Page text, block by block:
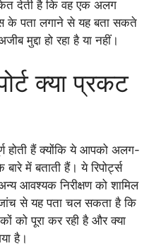
देती है कि वह एक अलग
के पता लगाने से यह बता सकते
मुद्दा हो रहा है या नहीं।
क्या प्रकट
होती हैं क्योंकि ये आपको अलग-
में बताती हैं। ये रिपोर्ट्स
आवश्यक निरीक्षण को शामिल
से यह पता चल सकता है कि
को पूरा कर रही है और क्या
है।